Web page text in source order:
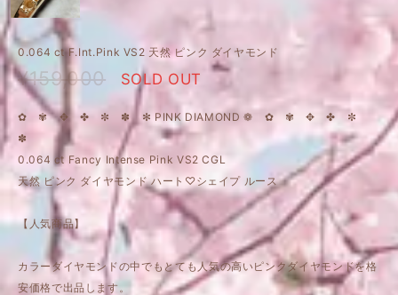
0.064 ct F.Int.Pink VS2 天然 ピンク ダイヤモンド
¥159,000 SOLD OUT
✿ ✾ ✥ ✤ ✼ ✽ ✻ PINK DIAMOND ❁ ✿ ✾ ✥ ✤ ✼
✽
0.064 ct Fancy Intense Pink VS2 CGL
天然 ピンク ダイヤモンド ハート♡シェイプ ルース
【人気商品】
カラーダイヤモンドの中でもとても人気の高いピンクダイヤモンドを格
安価格で出品します。